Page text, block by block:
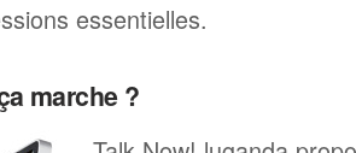
essentielles.
marche ?